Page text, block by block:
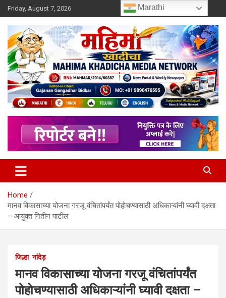
Skip
to
content
Friday, August 7, 2026
Mahimakhadicha
Home
मानव विकासाच्या योजना गरजू वंचितांपर्यंत पोहाेचण्यासाठी अधिकाऱ्यांनी घ्यावी दक्षता
– आयुक्त नितीन पाटील
जिल्हा नांदेड़
मानव विकासाच्या योजना गरजू वंचितांपर्यंत
पोहाेचण्यासाठी अधिकाऱ्यांनी घ्यावी दक्षता –
Marathi